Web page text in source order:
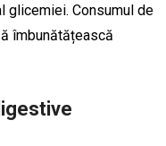
glicemiei. Consumul de
îmbunătățească